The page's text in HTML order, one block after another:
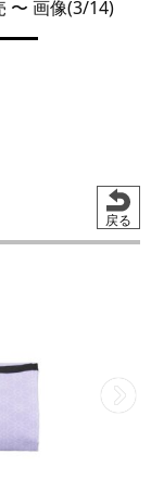
〜 画像(3/14)
戻る